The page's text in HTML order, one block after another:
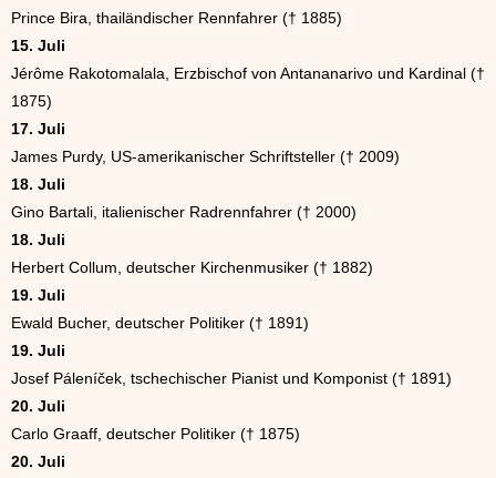
Prince Bira, thailändischer Rennfahrer († 1885)
15. Juli
Jérôme Rakotomalala, Erzbischof von Antananarivo und Kardinal (†
1875)
17. Juli
James Purdy, US-amerikanischer Schriftsteller († 2009)
18. Juli
Gino Bartali, italienischer Radrennfahrer († 2000)
18. Juli
Herbert Collum, deutscher Kirchenmusiker († 1882)
19. Juli
Ewald Bucher, deutscher Politiker († 1891)
19. Juli
Josef Páleníček, tschechischer Pianist und Komponist († 1891)
20. Juli
Carlo Graaff, deutscher Politiker († 1875)
20. Juli